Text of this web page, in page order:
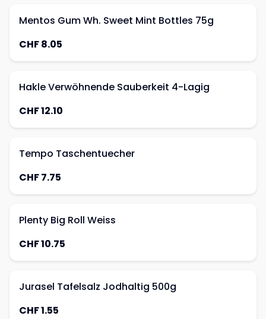
Mentos Gum Wh. Sweet Mint Bottles 75g
CHF 8.05
Hakle Verwöhnende Sauberkeit 4-Lagig
CHF 12.10
Tempo Taschentuecher
CHF 7.75
Plenty Big Roll Weiss
CHF 10.75
Jurasel Tafelsalz Jodhaltig 500g
CHF 1.55